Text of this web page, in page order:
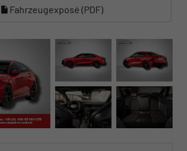
Fahrzeugexposé (PDF)